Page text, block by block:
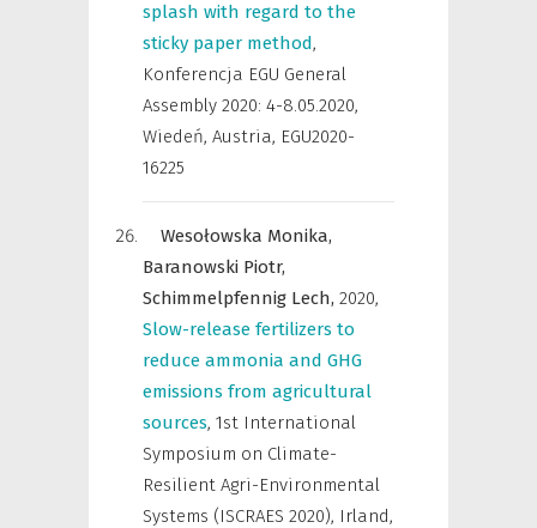
splash with regard to the
sticky paper method,
Konferencja EGU General
Assembly 2020: 4-8.05.2020,
Wiedeń, Austria, EGU2020-
16225
Wesołowska Monika,
Baranowski Piotr,
Schimmelpfennig Lech, 2020,
Slow-release fertilizers to
reduce ammonia and GHG
emissions from agricultural
sources, 1st International
Symposium on Climate-
Resilient Agri-Environmental
Systems (ISCRAES 2020), Irland,